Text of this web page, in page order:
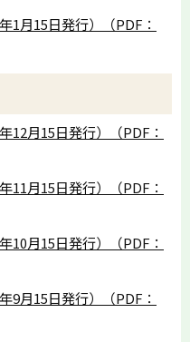
1月15日発行）（PDF：
12月15日発行）（PDF：
11月15日発行）（PDF：
10月15日発行）（PDF：
9月15日発行）（PDF：